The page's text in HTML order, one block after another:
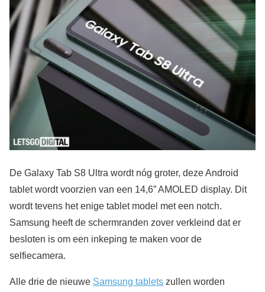
De Galaxy Tab S8 Ultra wordt nóg groter, deze Android
tablet wordt voorzien van een 14,6” AMOLED display. Dit
wordt tevens het enige tablet model met een notch.
Samsung heeft de schermranden zover verkleind dat er
besloten is om een inkeping te maken voor de
selfiecamera.
Alle drie de nieuwe Samsung tablets zullen worden